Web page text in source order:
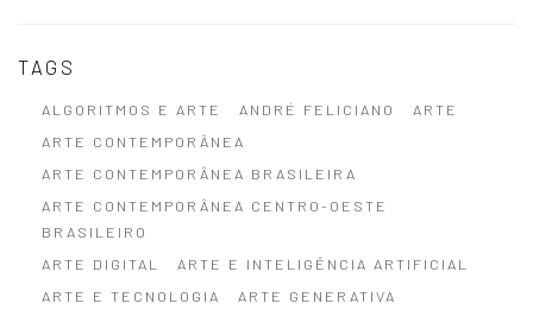
TAGS
ALGORITMOS E ARTE ANDRÉ FELICIANO
ARTE
ARTE CONTEMPORÂNEA
ARTE CONTEMPORÂNEA BRASILEIRA
ARTE CONTEMPORÂNEA CENTRO-OESTE
BRASILEIRO
ARTE DIGITAL
ARTE E INTELIGÊNCIA ARTIFICIAL
ARTE E TECNOLOGIA
ARTE GENERATIVA